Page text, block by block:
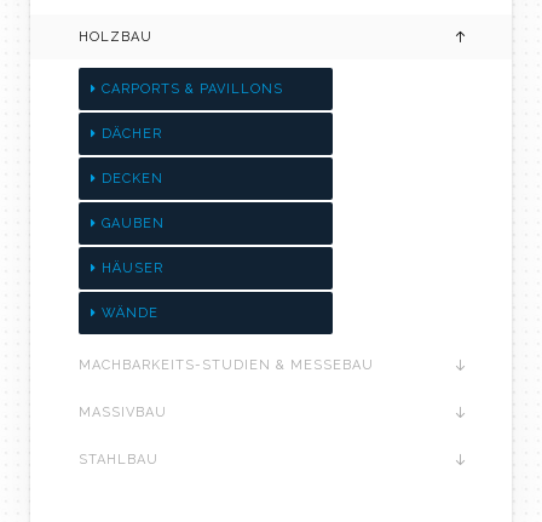
HOLZBAU
CARPORTS & PAVILLONS
DÄCHER
DECKEN
GAUBEN
HÄUSER
WÄNDE
MACHBARKEITS-STUDIEN & MESSEBAU
MASSIVBAU
STAHLBAU